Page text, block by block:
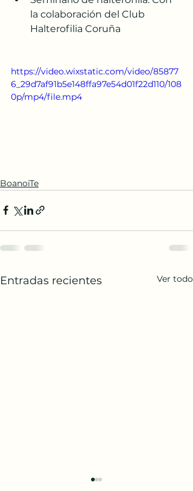
la colaboración del Club
Halterofilia Coruña
https://video.wixstatic.com/video/85877
6_29d7af91b5e148ffa97e54d01f22d110/108
0p/mp4/file.mp4
BoanoiTe
Entradas recientes Ver todo